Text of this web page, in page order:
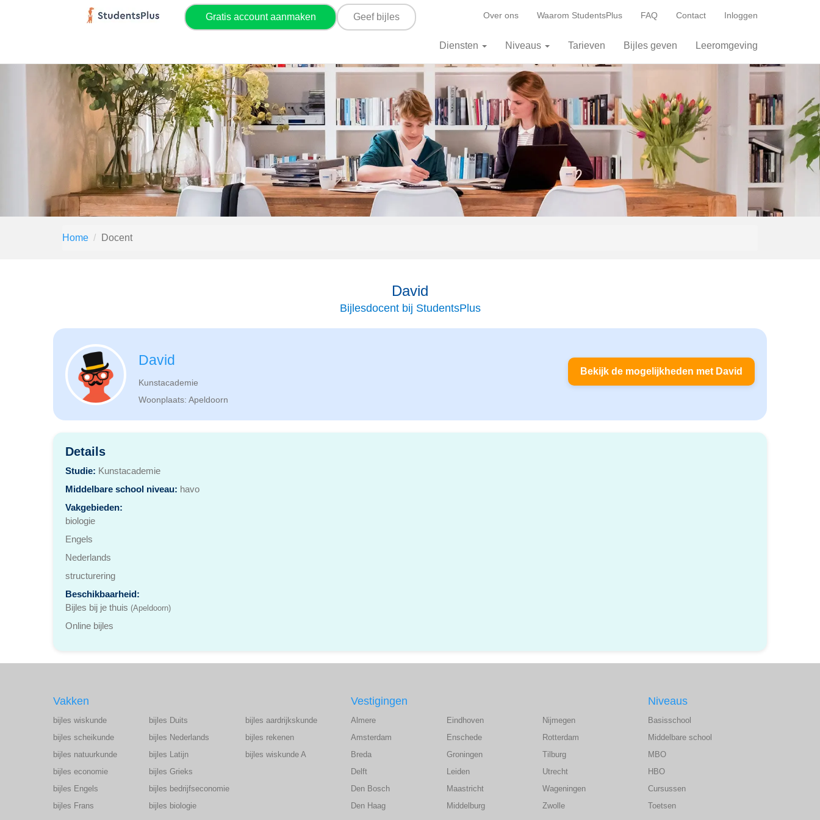
Gratis account aanmaken Geef bijles Over ons Waarom StudentsPlus FAQ Contact Inloggen
Diensten Niveaus Tarieven Bijles geven Leeromgeving
Home Docent
David
Bijlesdocent bij StudentsPlus
David
Kunstacademie
Woonplaats: Apeldoorn
Bekijk de mogelijkheden met David
Details
Studie: Kunstacademie
Middelbare school niveau: havo
Vakgebieden:
biologie
Engels
Nederlands
structurering
Beschikbaarheid:
Bijles bij je thuis (Apeldoorn)
Online bijles
Vakken
bijles wiskunde
bijles scheikunde
bijles natuurkunde
bijles economie
bijles Engels
bijles Frans
bijles Duits
bijles Nederlands
bijles Latijn
bijles Grieks
bijles bedrijfseconomie
bijles biologie
bijles aardrijkskunde
bijles rekenen
bijles wiskunde A
Vestigingen
Almere
Amsterdam
Breda
Delft
Den Bosch
Den Haag
Eindhoven
Enschede
Groningen
Leiden
Maastricht
Middelburg
Nijmegen
Rotterdam
Tilburg
Utrecht
Wageningen
Zwolle
Niveaus
Basisschool
Middelbare school
MBO
HBO
Cursussen
Toetsen